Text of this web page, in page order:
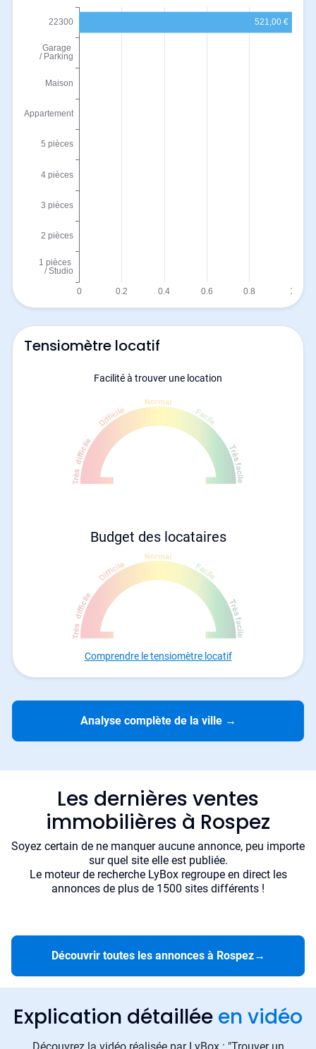
Tensiomètre locatif
Facilité à trouver une location
Budget des locataires
Comprendre le tensiomètre locatif
Analyse complète de la ville →
Les dernières ventes
immobilières à Rospez
Soyez certain de ne manquer aucune annonce, peu importe
sur quel site elle est publiée.
Le moteur de recherche LyBox regroupe en direct les
annonces de plus de 1500 sites différents !
Découvrir toutes les annonces à Rospez→
Explication détaillée en vidéo